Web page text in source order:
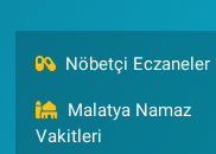
Nöbetçi Eczaneler
Malatya Namaz
Vakitleri